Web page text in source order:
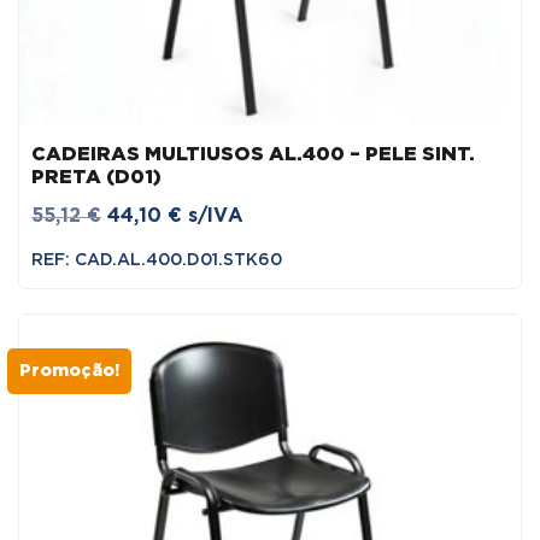
CADEIRAS MULTIUSOS AL.400 – PELE SINT.
PRETA (D01)
55,12€ O
44,10 € O
44,10 €.
s/IVA
REF: CAD.AL.400.D01.STK60
Promoção!